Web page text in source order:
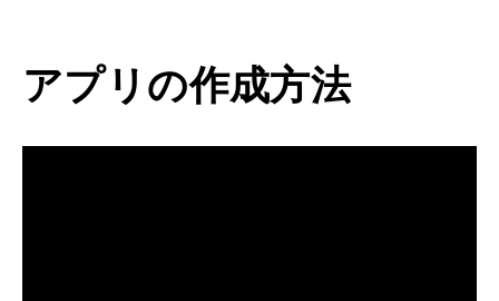
アプリの作成方法